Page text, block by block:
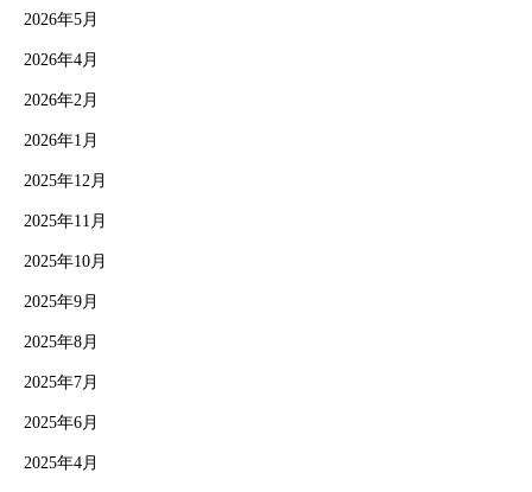
2026年5月
2026年4月
2026年2月
2026年1月
2025年12月
2025年11月
2025年10月
2025年9月
2025年8月
2025年7月
2025年6月
2025年4月